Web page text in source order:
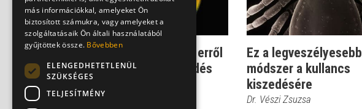
Egyre több a kullancs - erről
is a globális felmelegedés
teh...
Dr. Szlávik János
Ez a legveszélyesebb
módszer a kullancs
kiszedésére
Dr. Vészi Zsuzsa
más információkkal, amelyeket Ön
biztosított számukra, vagy amelyeket a
szolgáltatásaik Ön általi használatából
gyűjtöttek össze. Bővebben
ELENGEDHETETLENÜL
SZÜKSÉGES
TELJESÍTMÉNY